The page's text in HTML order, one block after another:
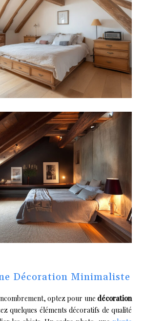
Décoration Minimaliste
optez pour une décoration
quelques éléments décoratifs de qualité